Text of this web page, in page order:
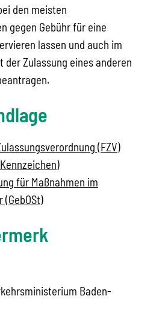
den meisten
gegen Gebühr für eine
lassen und auch im
der Zulassung eines anderen
(FZV)
für Maßnahmen im
Baden-